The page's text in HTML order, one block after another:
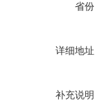
省
详细地
补充说